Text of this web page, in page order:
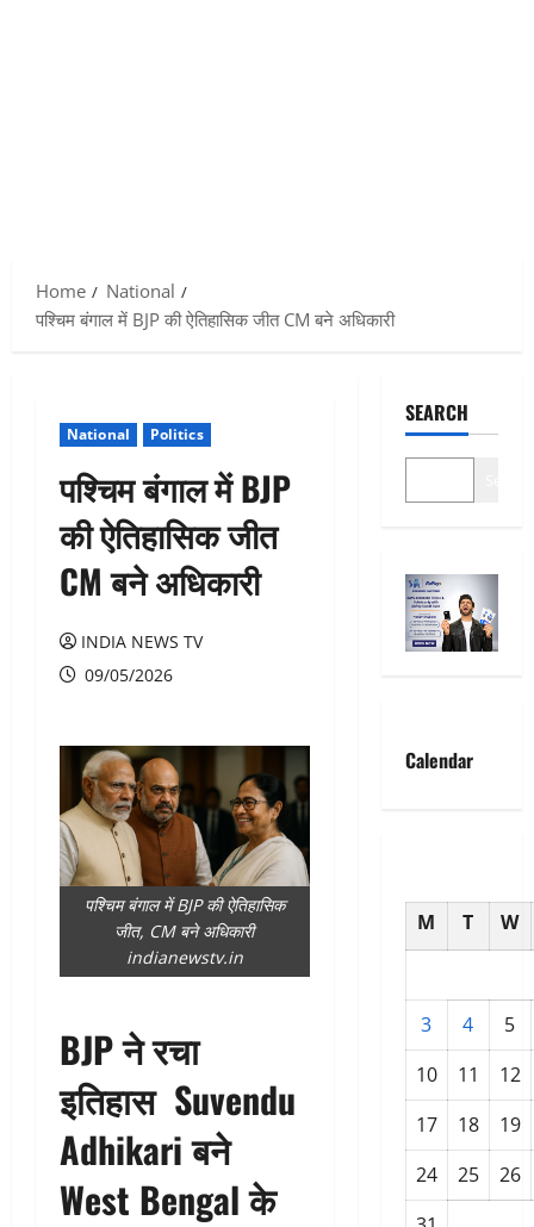
Home
National
पश्चिम बंगाल में BJP की ऐतिहासिक जीत CM बने अधिकारी
National Politics
पश्चिम बंगाल में BJP
की ऐतिहासिक जीत
CM बने अधिकारी
INDIA NEWS TV
09/05/2026
पश्चिम बंगाल में BJP की ऐतिहासिक
जीत, CM बने अधिकारी
indianewstv.in
BJP ने रचा
इतिहास Suvendu
Adhikari बने
West Bengal के
SEARCH
Calendar
M T W
3 4
5
10
11
12
17
18
19
24
25
26